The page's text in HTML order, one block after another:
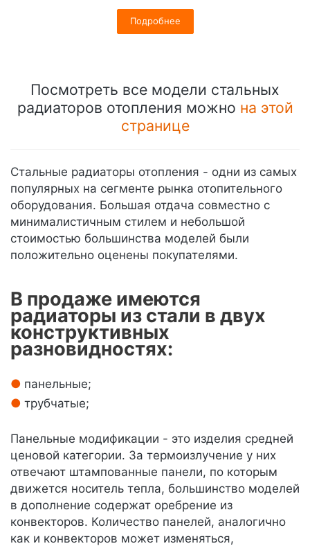
Подробнее
Посмотреть все модели стальных
радиаторов отопления можно на этой
странице
Стальные радиаторы отопления - одни из самых
популярных на сегменте рынка отопительного
оборудования. Большая отдача совместно с
минималистичным стилем и небольшой
стоимостью большинства моделей были
положительно оценены покупателями.
В продаже имеются
радиаторы из стали в двух
конструктивных
разновидностях:
панельные;
трубчатые;
Панельные модификации - это изделия средней
ценовой категории. За термоизлучение у них
отвечают штампованные панели, по которым
движется носитель тепла, большинство моделей
в дополнение содержат оребрение из
конвекторов. Количество панелей, аналогично
как и конвекторов может изменяться,